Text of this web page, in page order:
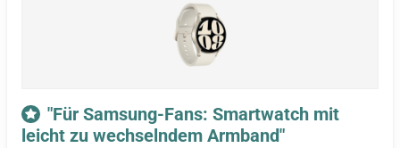
"Für Samsung-Fans: Smartwatch mit
leicht zu wechselndem Armband"